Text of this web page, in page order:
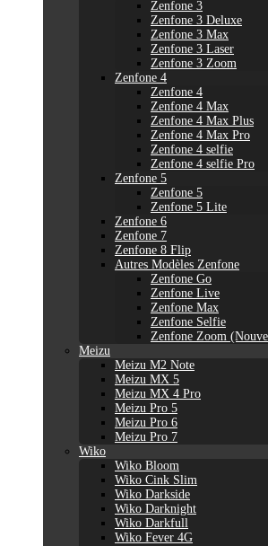
Zenfone 3
Zenfone 3 Deluxe
Zenfone 3 Max
Zenfone 3 Laser
Zenfone 3 Zoom
Zenfone 4
Zenfone 4
Zenfone 4 Max
Zenfone 4 Max Plus
Zenfone 4 Max Pro
Zenfone 4 selfie
Zenfone 4 selfie Pro
Zenfone 5
Zenfone 5
Zenfone 5 Lite
Zenfone 6
Zenfone 7
Zenfone 8 Flip
Autres Modèles Zenfone
Zenfone Go
Zenfone Live
Zenfone Max
Zenfone Selfie
Zenfone Zoom
Meizu
Meizu M2 Note
Meizu MX 5
Meizu MX 4 Pro
Meizu Pro 5
Meizu Pro 6
Meizu Pro 7
Wiko
Wiko Bloom
Wiko Cink Slim
Wiko Darkside
Wiko Darknight
Wiko Darkfull
Wiko Fever 4G